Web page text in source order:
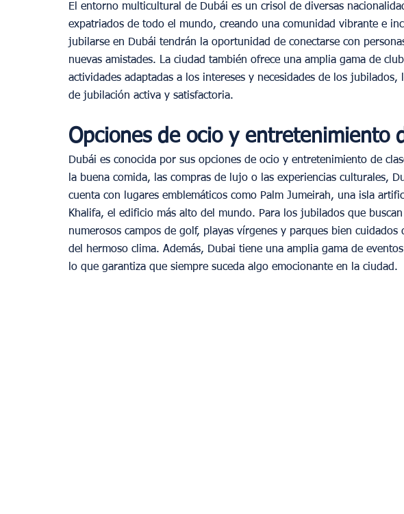
El entorno multicultural de Dubái es un crisol de diversas
expatriados de todo el mundo, creando una comunidad vibrante e
jubilarse en Dubái tendrán la oportunidad de conectarse con
nuevas amistades. La ciudad también ofrece una amplia gama de
actividades adaptadas a los intereses y necesidades de los
de jubilación activa y satisfactoria.
Opciones de ocio y entretenimiento
Dubái es conocida por sus opciones de ocio y entretenimiento de
la buena comida, las compras de lujo o las experiencias culturales,
cuenta con lugares emblemáticos como Palm Jumeirah, una isla
Khalifa, el edificio más alto del mundo. Para los jubilados que
numerosos campos de golf, playas vírgenes y parques bien
del hermoso clima. Además, Dubai tiene una amplia gama de
lo que garantiza que siempre suceda algo emocionante en la ciudad.